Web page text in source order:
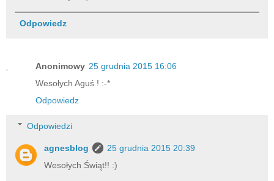
Odpowiedz
Anonimowy 25 grudnia 2015 16:06
Wesołych Aguś ! :-*
Odpowiedz
Odpowiedzi
agnesblog
25 grudnia 2015 20:39
Wesołych Świąt!! :)